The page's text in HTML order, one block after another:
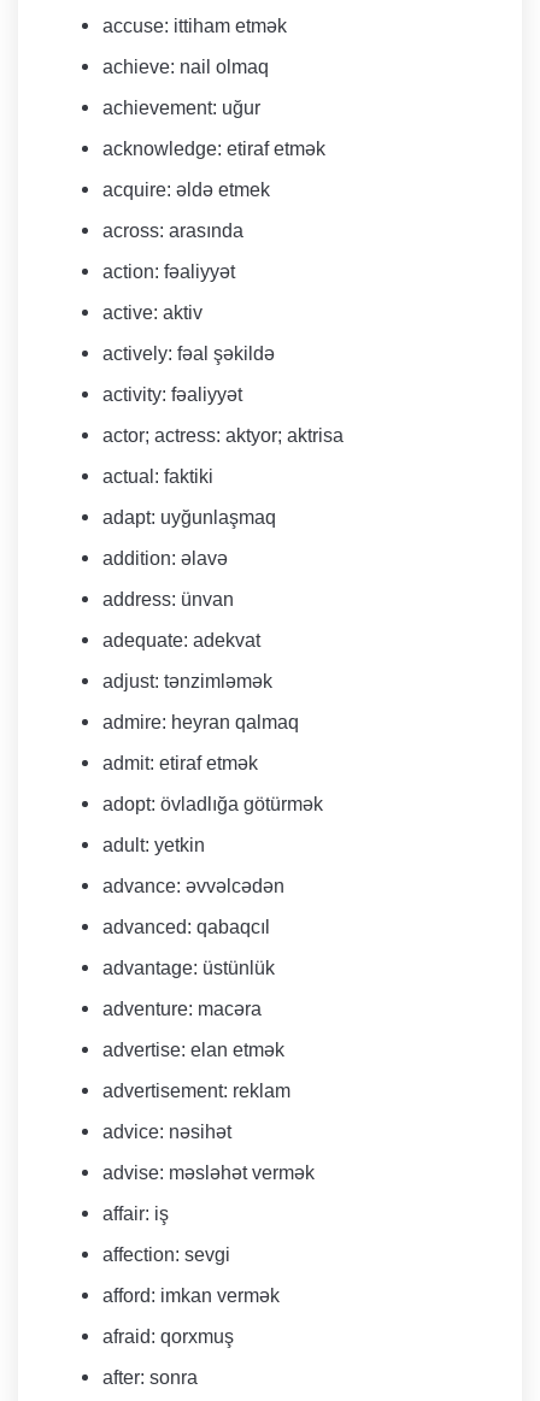
accuse: ittiham etmək
achieve: nail olmaq
achievement: uğur
acknowledge: etiraf etmək
acquire: əldə etmek
across: arasında
action: fəaliyyət
active: aktiv
actively: fəal şəkildə
activity: fəaliyyət
actor; actress: aktyor; aktrisa
actual: faktiki
adapt: uyğunlaşmaq
addition: əlavə
address: ünvan
adequate: adekvat
adjust: tənzimləmək
admire: heyran qalmaq
admit: etiraf etmək
adopt: övladlığa götürmək
adult: yetkin
advance: əvvəlcədən
advanced: qabaqcıl
advantage: üstünlük
adventure: macəra
advertise: elan etmək
advertisement: reklam
advice: nəsihət
advise: məsləhət vermək
affair: iş
affection: sevgi
afford: imkan vermək
afraid: qorxmuş
after: sonra